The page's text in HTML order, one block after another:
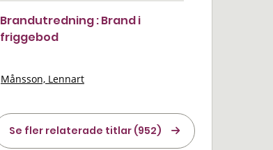
Brandutredning : Brand i
friggebod
Månsson, Lennart
Se fler relaterade titlar (952)